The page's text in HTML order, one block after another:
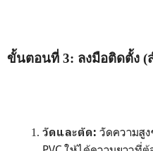
ขั้นตอนที่ 3: ลงมือติดตั้ง
วัดและตัด: วัดความสู